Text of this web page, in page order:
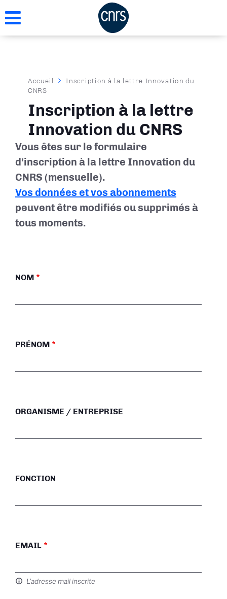
au
Fil
d'Ariane
Accueil
Inscription à la lettre Innovation du
CNRS
Inscription à la lettre
Innovation du CNRS
Vous êtes sur le formulaire
d'inscription à la lettre Innovation du
CNRS (mensuelle).
Vos données et vos abonnements
peuvent être modifiés ou supprimés à
tous moments.
NOM
PRÉNOM
ORGANISME / ENTREPRISE
FONCTION
EMAIL
L'adresse mail inscrite